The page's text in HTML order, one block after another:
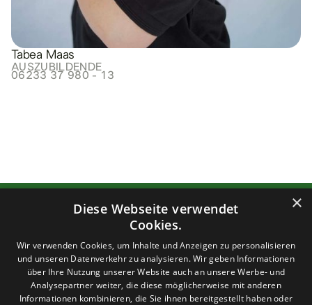
Tabea Maas
AUSZUBILDENDE
06233 37 980 - 13
Worauf du dich
verlassen kannst.
×
Diese Webseite verwendet
Cookies.
Wir verwenden Cookies, um Inhalte und Anzeigen zu personalisieren
und unseren Datenverkehr zu analysieren. Wir geben Informationen
über Ihre Nutzung unserer Website auch an unsere Werbe- und
Analysepartner weiter, die diese möglicherweise mit anderen
Informationen kombinieren, die Sie ihnen bereitgestellt haben oder